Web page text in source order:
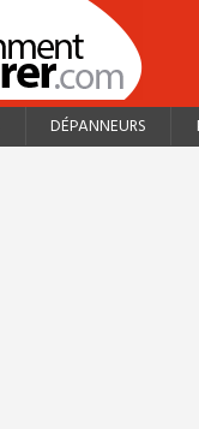
DÉPANNEURS